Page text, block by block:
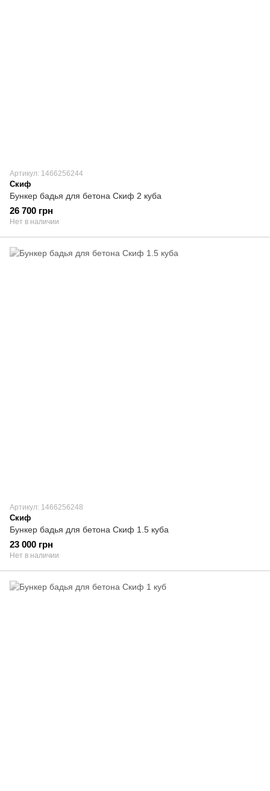
Артикул: 1466256244
Скиф
Бункер бадья для бетона Скиф 2 куба
26 700 грн
Нет в наличии
Артикул: 1466256248
Скиф
Бункер бадья для бетона Скиф 1.5 куба
23 000 грн
Нет в наличии